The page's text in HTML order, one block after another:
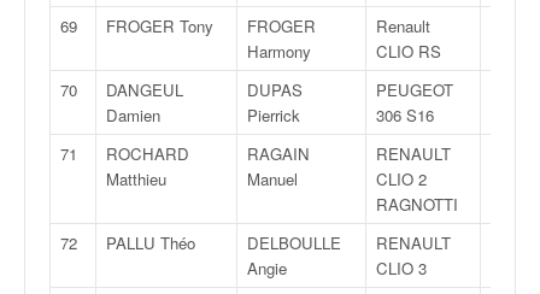
69 FROGER Tony
FROGER
Harmony
Renault
CLIO RS
70
DANGEUL
Damien
DUPAS
Pierrick
PEUGEOT
306 S16
71
ROCHARD
Matthieu
RAGAIN
Manuel
RENAULT
CLIO 2
RAGNOTTI
72 PALLU Théo
DELBOULLE
Angie
RENAULT
CLIO 3